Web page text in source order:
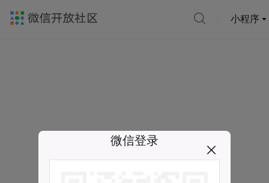
小程序
微信登录